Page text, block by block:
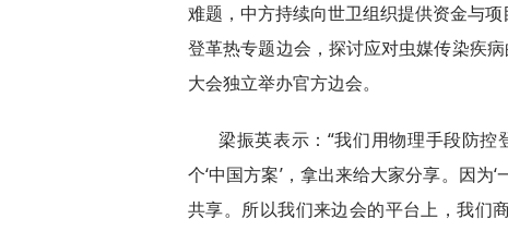
难题，中方持续向世卫组织提供资金与
登革热专题边会，探讨应对虫媒传染疾
大会独立举办官方边会。
梁振英表示：“我们用物理手段防控
个‘中国方案’，拿出来给大家分享。因为
共享。所以我们来边会的平台上，我们